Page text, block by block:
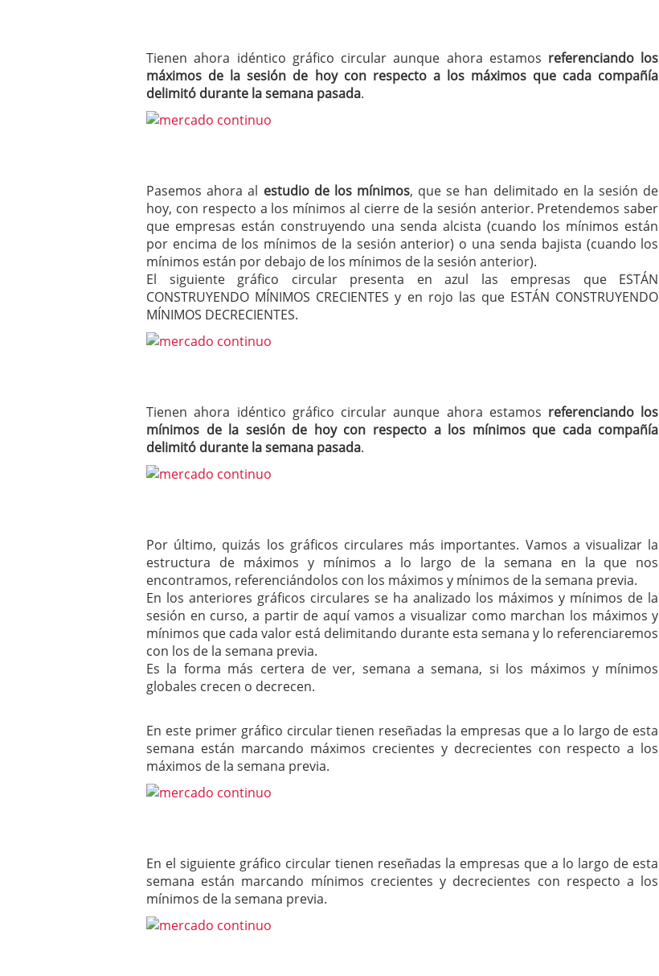
Tienen ahora idéntico gráfico circular aunque ahora estamos referenciando los
máximos de la sesión de hoy con respecto a los máximos que cada compañía
delimitó durante la semana pasada.
Pasemos ahora al estudio de los mínimos, que se han delimitado en la sesión de
hoy, con respecto a los mínimos al cierre de la sesión anterior. Pretendemos saber
que empresas están construyendo una senda alcista (cuando los mínimos están
por encima de los mínimos de la sesión anterior) o una senda bajista (cuando los
mínimos están por debajo de los mínimos de la sesión anterior).
El siguiente gráfico circular presenta en azul las empresas que ESTÁN
CONSTRUYENDO MÍNIMOS CRECIENTES y en rojo las que ESTÁN CONSTRUYENDO
MÍNIMOS DECRECIENTES.
Tienen ahora idéntico gráfico circular aunque ahora estamos referenciando los
mínimos de la sesión de hoy con respecto a los mínimos que cada compañía
delimitó durante la semana pasada.
Por último, quizás los gráficos circulares más importantes. Vamos a visualizar la
estructura de máximos y mínimos a lo largo de la semana en la que nos
encontramos, referenciándolos con los máximos y mínimos de la semana previa.
En los anteriores gráficos circulares se ha analizado los máximos y mínimos de la
sesión en curso, a partir de aquí vamos a visualizar como marchan los máximos y
mínimos que cada valor está delimitando durante esta semana y lo referenciaremos
con los de la semana previa.
Es la forma más certera de ver, semana a semana, si los máximos y mínimos
globales crecen o decrecen.
En este primer gráfico circular tienen reseñadas la empresas que a lo largo de esta
semana están marcando máximos crecientes y decrecientes con respecto a los
máximos de la semana previa.
En el siguiente gráfico circular tienen reseñadas la empresas que a lo largo de esta
semana están marcando mínimos crecientes y decrecientes con respecto a los
mínimos de la semana previa.